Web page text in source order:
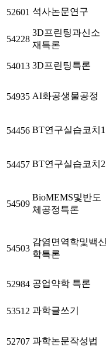
52601 석사논문연구
54228
3D프린팅과신소
재특론
54013 3D프린팅특론
54935 AI화공생물공정
54456 BT연구실습코치1
54457 BT연구실습코치2
54509
BioMEMS및반도
체공정특론
54503
감염면역학및백신
학특론
52984 공업약학 특론
53512 과학글쓰기
52707 과학논문작성법